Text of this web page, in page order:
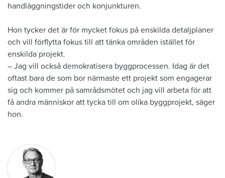
handläggningstider och konjunkturen.
Hon tycker det är för mycket fokus på enskilda detaljplaner
och vill förflytta fokus till att tänka områden istället för
enskilda projekt.
– Jag vill också demokratisera byggprocessen. Idag är det
oftast bara de som bor närmaste ett projekt som engagerar
sig och kommer på samrådsmötet och jag vill arbeta för att
få andra människor att tycka till om olika byggprojekt, säger
hon.